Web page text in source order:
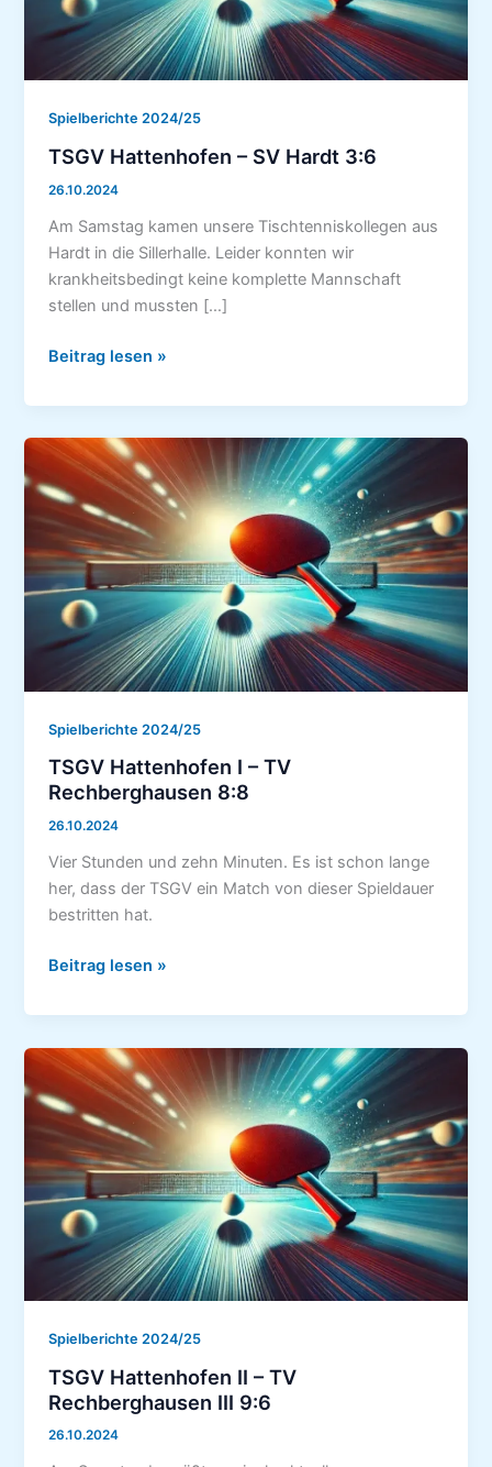
Spielberichte 2024/25
TSGV Hattenhofen – SV Hardt 3:6
26.10.2024
Am Samstag kamen unsere Tischtenniskollegen aus
Hardt in die Sillerhalle. Leider konnten wir
krankheitsbedingt keine komplette Mannschaft
stellen und mussten […]
TSGV
–
SV
Hardt
3:6
Beitrag lesen »
Spielberichte 2024/25
TSGV Hattenhofen I – TV
Rechberghausen 8:8
26.10.2024
Vier Stunden und zehn Minuten. Es ist schon lange
her, dass der TSGV ein Match von dieser Spieldauer
bestritten hat.
TSGV
I
–
TV
Rechberghausen
8:8
Beitrag lesen »
Spielberichte 2024/25
TSGV Hattenhofen II – TV
Rechberghausen III 9:6
26.10.2024